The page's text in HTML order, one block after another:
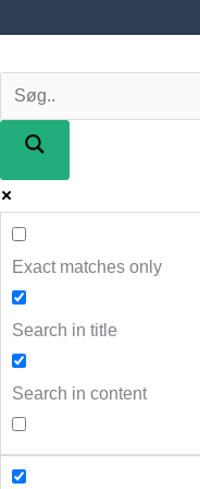
indholdet
Exact matches only
Search in title
Search in content